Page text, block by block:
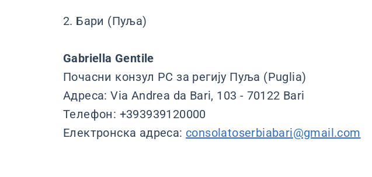
2. Бари (Пуља)
Gabriella Gentile
Почасни конзул РС за регију Пуља (Puglia)
Адреса: Via Andrea da Bari, 103 - 70122 Bari
Телефон: +393939120000
Електронска адреса: consolatoserbiabari@gmail.com